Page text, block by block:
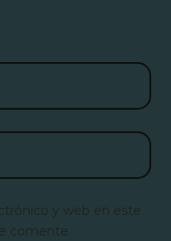
y web en este
comente.